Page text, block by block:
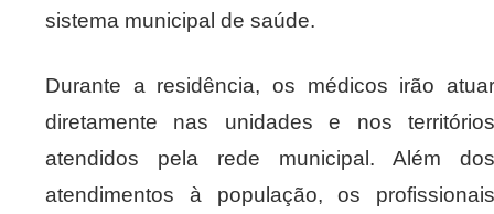
sistema municipal de saúde.
Durante a residência, os médicos irão atuar
diretamente nas unidades e nos territórios
atendidos pela rede municipal. Além dos
atendimentos à população, os profissionais